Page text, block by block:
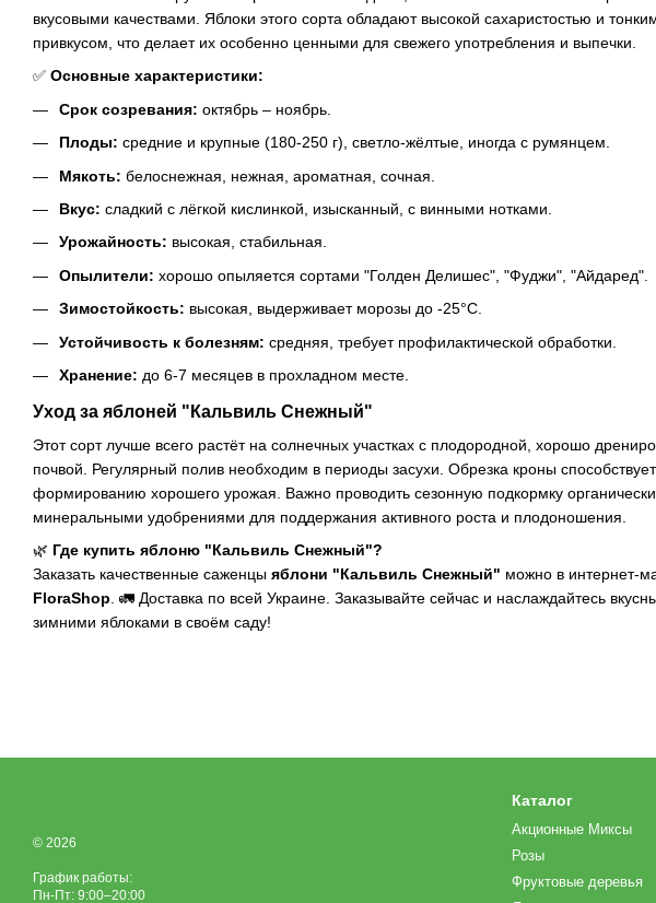
вкусовыми качествами. Яблоки этого сорта обладают высокой сахаристостью и
привкусом, что делает их особенно ценными для свежего употребления и выпечки.
✅ Основные характеристики:
Срок созревания: октябрь – ноябрь.
Плоды: средние и крупные (180-250 г), светло-жёлтые, иногда с румянцем.
Мякоть: белоснежная, нежная, ароматная, сочная.
Вкус: сладкий с лёгкой кислинкой, изысканный, с винными нотками.
Урожайность: высокая, стабильная.
Опылители: хорошо опыляется сортами "Голден Делишес", "Фуджи", "Айдаред".
Зимостойкость: высокая, выдерживает морозы до -25°C.
Устойчивость к болезням: средняя, требует профилактической обработки.
Хранение: до 6-7 месяцев в прохладном месте.
Уход за яблоней "Кальвиль Снежный"
Этот сорт лучше всего растёт на солнечных участках с плодородной, хорошо
почвой. Регулярный полив необходим в периоды засухи. Обрезка кроны способствует
формированию хорошего урожая. Важно проводить сезонную подкормку
минеральными удобрениями для поддержания активного роста и плодоношения.
🌿 Где купить яблоню "Кальвиль Снежный"?
Заказать качественные саженцы яблони "Кальвиль Снежный" можно в интернет-
FloraShop. 🚛 Доставка по всей Украине. Заказывайте сейчас и наслаждайтесь
зимними яблоками в своём саду!
© 2026
График работы:
Пн-Пт: 9:00–20:00
Каталог
Акционные Миксы
Розы
Фруктовые деревья